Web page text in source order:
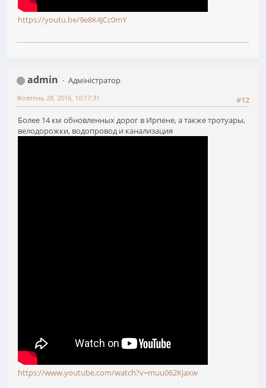
https://youtu.be/9e8K4JCc0mY
admin
Адміністратор
#12
Жовтень 28, 2016, 10:17:31
Более 14 км обновленных дорог в Ирпене, а также тротуары,
велодорожки, водопровод и канализация
https://www.youtube.com/watch?v=muu062Kjaxw